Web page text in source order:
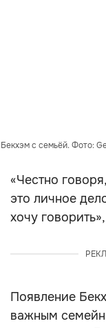
с семьёй. Фото:
«Честно
это личное
хочу
Появление
важным